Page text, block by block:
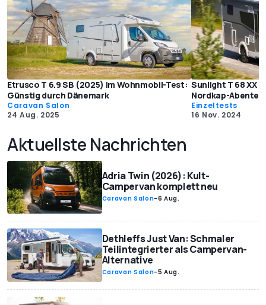
Etrusco T 6.9 SB (2025) im Wohnmobil-Test:
Günstig durch Dänemark
Caravan Salon
24 Aug. 2025
Sunlight T 68 XX
Nordkap-
Einzeltests
16 Nov. 2024
Aktuellste Nachrichten
Adria Twin (2026): Kult-
Campervan komplett neu
Caravan Salon-6 Aug.
Dethleffs Just Van: Schmaler
Teilintegrierter als Campervan-
Alternative
Caravan Salon-5 Aug.